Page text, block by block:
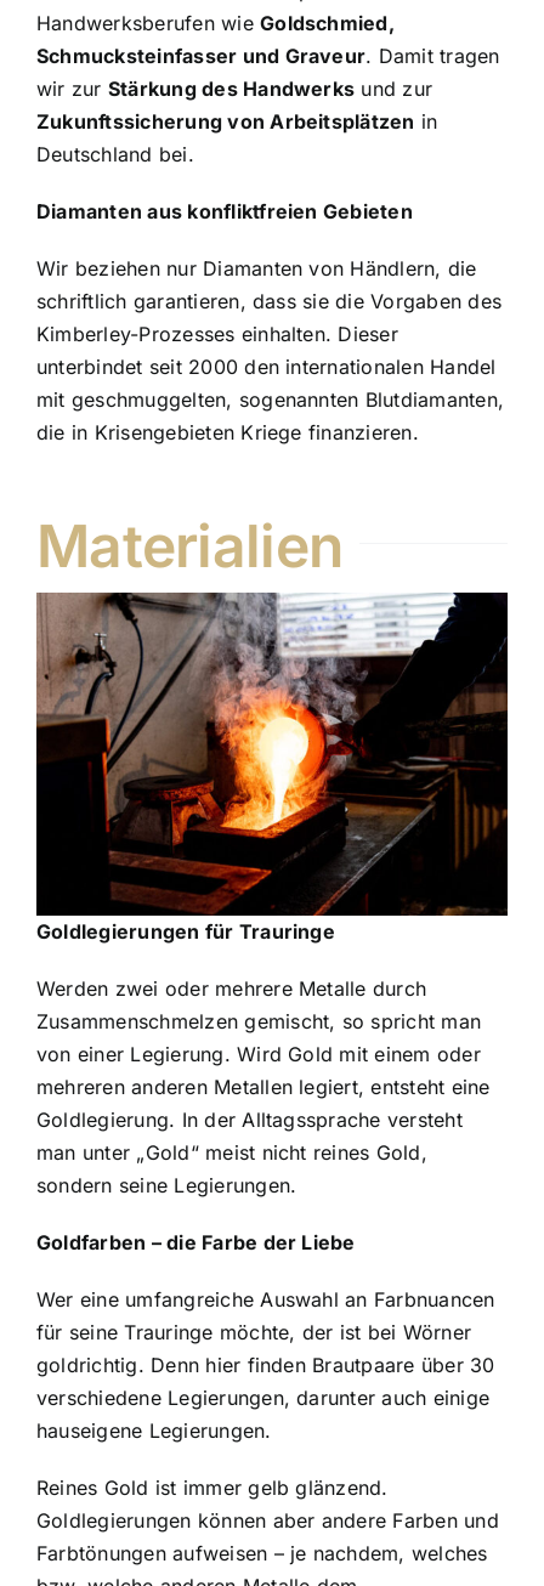
Handwerksberufen wieGoldschmied,
Schmucksteinfasser und Graveur. Damit tragen
wir zur Stärkung des Handwerks und zur
Zukunftssicherung von Arbeitsplätzen in
Deutschland bei.
Diamanten aus konfliktfreien Gebieten
Wir beziehen nur Diamanten von Händlern, die
schriftlich garantieren, dass sie die Vorgaben des
Kimberley-Prozesses einhalten. Dieser
unterbindet seit 2000 den internationalen Handel
mit geschmuggelten, sogenannten Blutdiamanten,
die in Krisengebieten Kriege finanzieren.
Materialien
Goldlegierungen für Trauringe
Werden zwei oder mehrere Metalle durch
Zusammenschmelzen gemischt, so spricht man
von einer Legierung. Wird Gold mit einem oder
mehreren anderen Metallen legiert, entsteht eine
Goldlegierung. In der Alltagssprache versteht
man unter „Gold“ meist nicht reines Gold,
sondern seine Legierungen.
Goldfarben – die Farbe der Liebe
Wer eine umfangreiche Auswahl an Farbnuancen
für seine Trauringe möchte, der ist bei Wörner
goldrichtig. Denn hier finden Brautpaare über 30
verschiedene Legierungen, darunter auch einige
hauseigene Legierungen.
Reines Gold ist immer gelb glänzend.
Goldlegierungen können aber andere Farben und
Farbtönungen aufweisen – je nachdem, welches